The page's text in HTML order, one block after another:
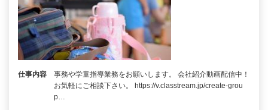
仕事内容
事務や学童指導業務をお願いします。 会社紹介動画配信中！
お気軽にご相談下さい。 https://v.classtream.jp/create-grou
p…